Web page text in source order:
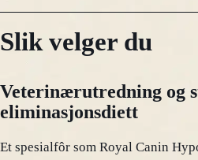
Slik velger du
Veterinærutredning og
eliminasjonsdiett
Et spesialfôr som Royal Canin